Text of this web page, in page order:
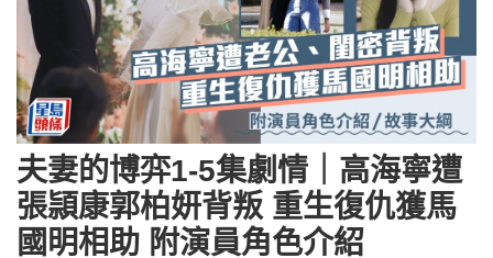
夫妻的博弈1-5集劇情｜高海寧遭
張頴康郭柏妍背叛 重生復仇獲馬
國明相助 附演員角色介紹